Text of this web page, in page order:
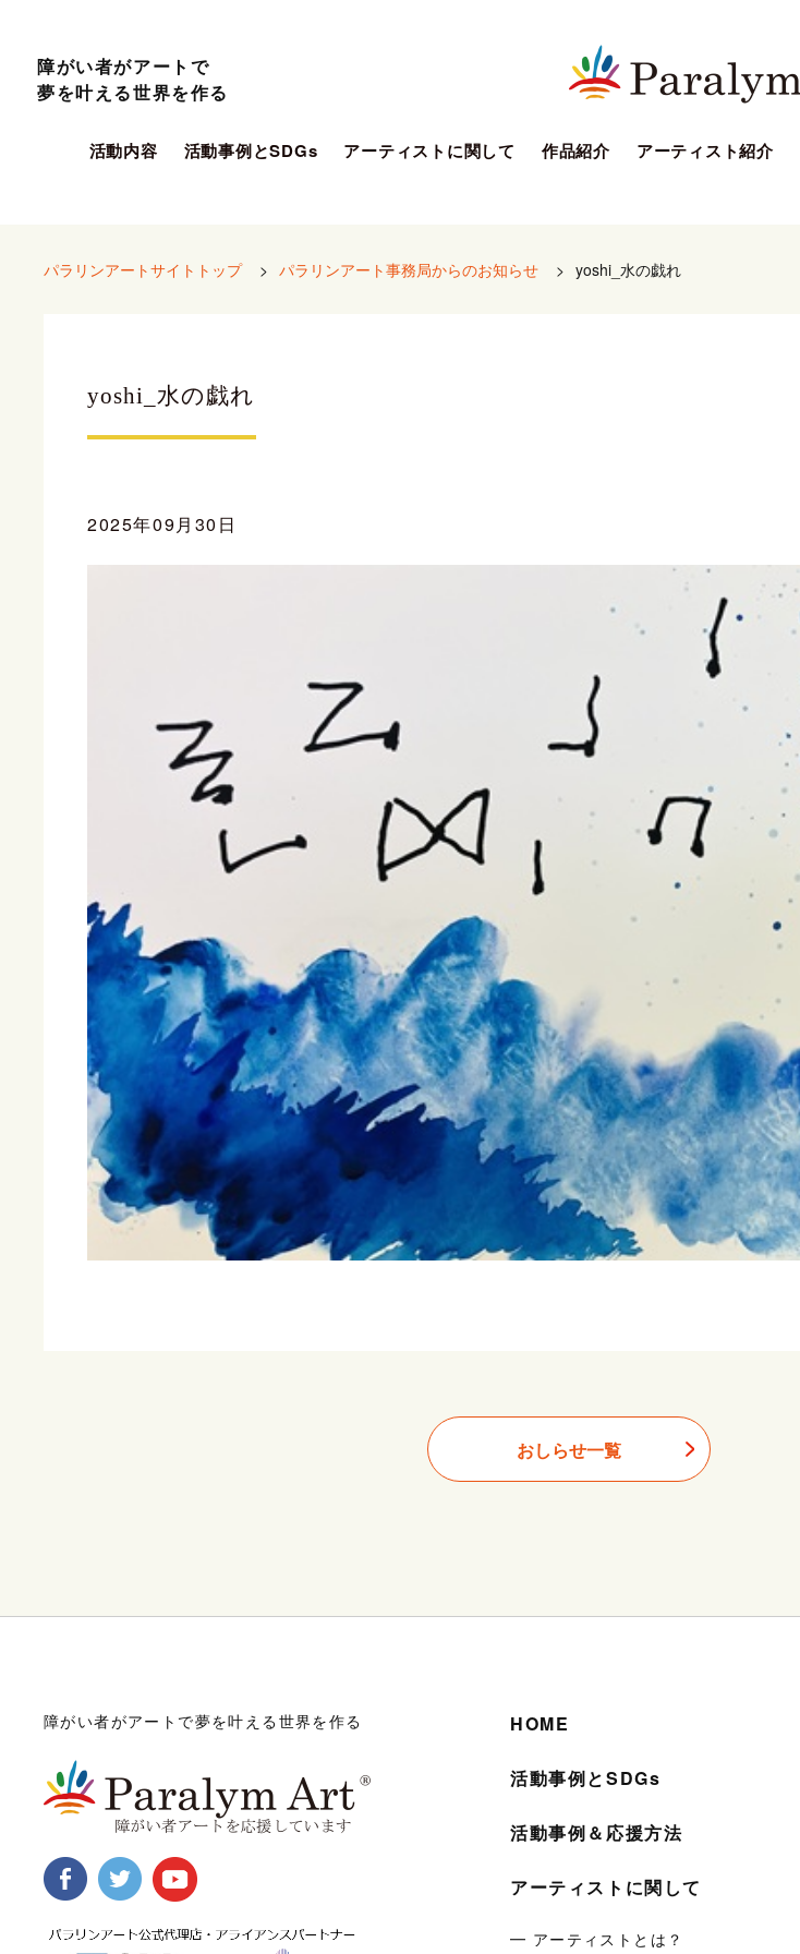
活動内容 活動事例とSDGs アーティストに関して 作品紹介 アーティスト紹介
障がい者がアートで
夢を叶える世界を作る
パラリンアートサイトトップ > パラリンアート事務局からのお知らせ > yoshi_水の戯れ
yoshi_水の戯れ
2025年09月30日
おしらせ一覧
障がい者がアートで夢を叶える世界を作る HOME
活動事例とSDGs
活動事例＆応援方法
アーティストに関して
━ アーティストとは？